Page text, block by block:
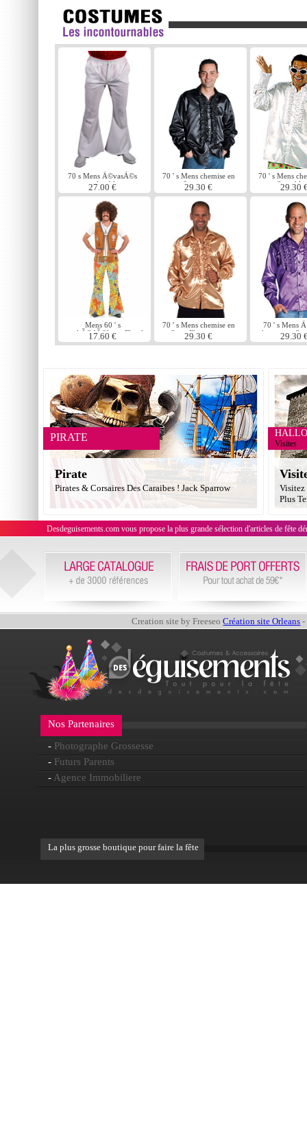
70 s Mens Ã©vasÃ©s
pantalon blanc
27.00 €
70 ' s Mens chemise en
Satin noir
29.30 €
70 ' s Mens
Satin
29.30
Mens 60 ' s
psychÃ©dÃ©lique Floral
pantalon
17.60 €
70 ' s Mens chemise en
Satin Champagne
29.30 €
70 ' s Mens
chemise en
29.30
PIRATE
Pirate
Pirates & Corsaires Des Caraibes ! Jack Sparrow
Visites
Visitez
Plus
Desdeguisements.com vous propose la plus grande sélection d'articles de fête
Creation site by FreeseoCréation site Orleans -
Nos Partenaires
- Photographe Grossesse
- Futurs Parents
- Agence Immobiliere
La plus grosse boutique pour faire la fête